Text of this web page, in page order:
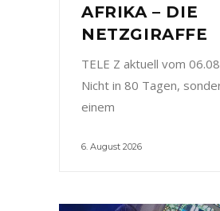
AFRIKA – DIE
NETZGIRAFFE
TELE Z aktuell vom
Nicht in 80 Tagen,
einem
6. August 2026